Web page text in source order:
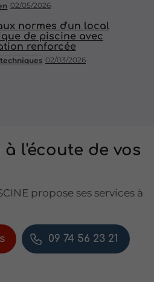
02/05/2026
02/03/2026
normes d'un local
de piscine avec
renforcée
l'écoute de vos
propose ses services à
09 74 56 23 21